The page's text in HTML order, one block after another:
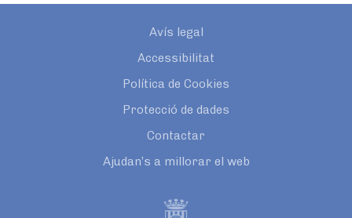
Avís legal
Accessibilitat
Política de Cookies
Protecció de dades
Contactar
Ajudan’s a millorar el web